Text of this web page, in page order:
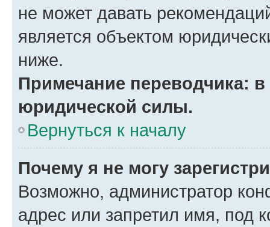
не может давать
является объектом
ниже.
Примечание переводчика:
юридической силы.
Вернуться к началу
Почему я не могу
Возможно, администратор
адрес или запретил имя, под